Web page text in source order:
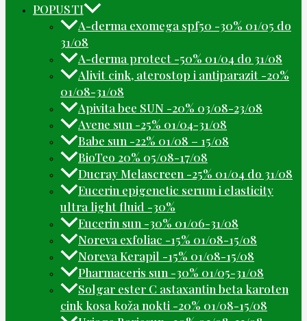
POPUSTI
A-derma exomega spf50 -30% 01/05 do
31/08
A-derma protect -50% 01/04 do 31/08
Alivit cink, aterostop i antiparazit -20%
01/08-31/08
Apivita bee SUN -20% 03/08-23/08
Avene sun -25% 01/04-31/08
Babe sun -22% 01/08 – 15/08
BioTeo 20% 05/08-17/08
Ducray Melascreen -25% 01/04 do 31/08
Eucerin epigenetic serum i elasticity
ultra light fluid -30%
Eucerin sun -30% 01/06-31/08
Noreva exfoliac -15% 01/08-15/08
Noreva Kerapil -15% 01/08-15/08
Pharmaceris sun -30% 01/05-31/08
Solgar ester C astaxantin beta karoten
cink kosa koža nokti -20% 01/08-15/08